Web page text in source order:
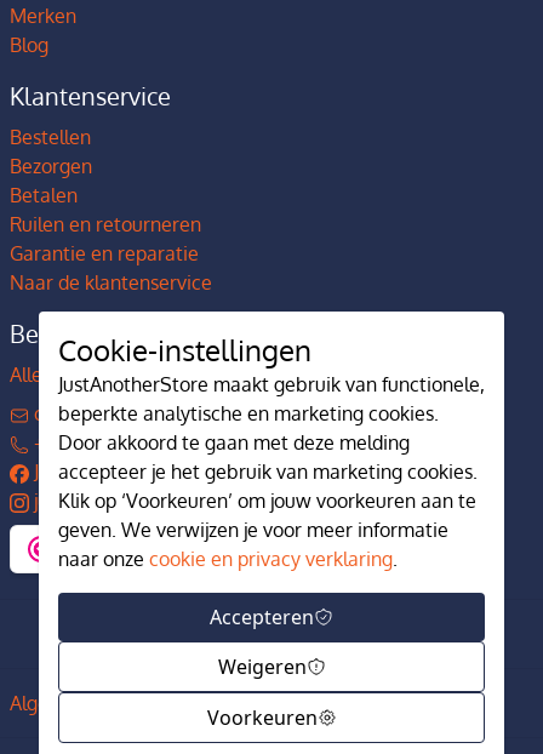
Merken
Blog
Klantenservice
Bestellen
Bezorgen
Betalen
Ruilen en retourneren
Garantie en reparatie
Naar de klantenservice
Bedrijfsgegevens
Alles over JustAnotherStore
contact@justanotherstore.nl
+31 73 644 7405
JustAnotherStore
justanotherstore.nl
Algemene voorwaarden Privacy en cookiebeleid
Cookie-instellingen
JustAnotherStore maakt gebruik van functionele,
beperkte analytische en marketing cookies.
Door akkoord te gaan met deze melding
accepteer je het gebruik van marketing cookies.
Klik op ‘Voorkeuren’ om jouw voorkeuren aan te
geven. We verwijzen je voor meer informatie
naar onze cookie en privacy verklaring.
Accepteren
Weigeren
Voorkeuren